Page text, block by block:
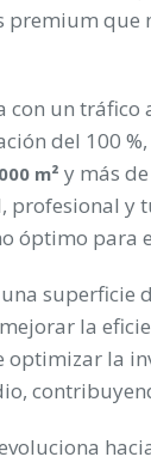
premium que
con un tráfico
del 100
m² y más de
profesional y
óptimo para
superficie
la
optimizar la